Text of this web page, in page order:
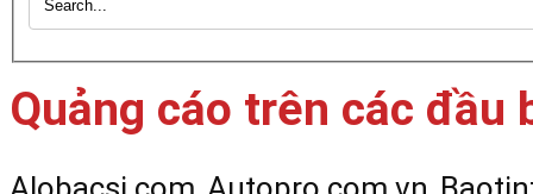
Quảng cáo trên các đầu